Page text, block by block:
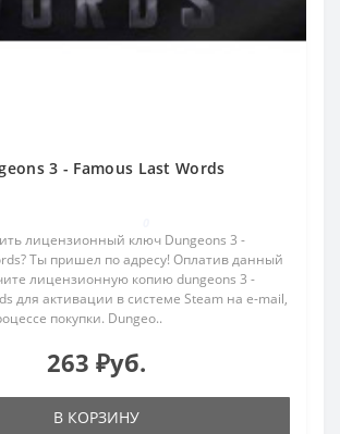
3 - Famous Last Words
лицензионный ключ Dungeons 3 -
Ты пришел по адресу! Оплатив данный
лицензионную копию dungeons 3 -
для активации в системе Steam на e-mail,
покупки. Dungeo..
263 ₽уб.
В КОРЗИНУ